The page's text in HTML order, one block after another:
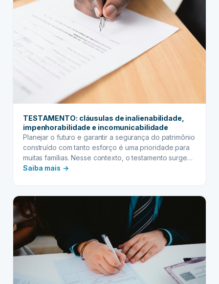
governamentais
recebidos
TESTAMENTO: cláusulas de inalienabilidade,
impenhorabilidade e incomunicabilidade
Planejar o futuro e garantir a segurança do patrimônio
construído com tanto esforço é uma prioridade para
muitas famílias. Nesse contexto, o testamento surge
como uma ferramenta jurídica indispensável,
sua partida. Mais do que apenas indicar quem
receberá o quê,…
Saiba mais →:
impenhorabilidade
incomunicabilidade